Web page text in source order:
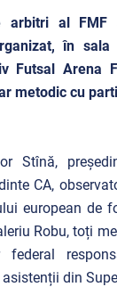
arbitri al
în sala
Futsal Arena
metodic cu
Stînă,
CA,
european de
Robu, toți
federal
din